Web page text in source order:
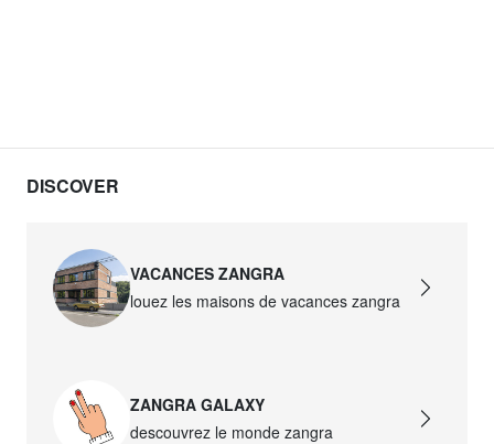
david.wa.r.glass022
david.wa.r.glass023
DISCOVER
VACANCES ZANGRA
louez les maisons de vacances zangra
ZANGRA GALAXY
descouvrez le monde zangra